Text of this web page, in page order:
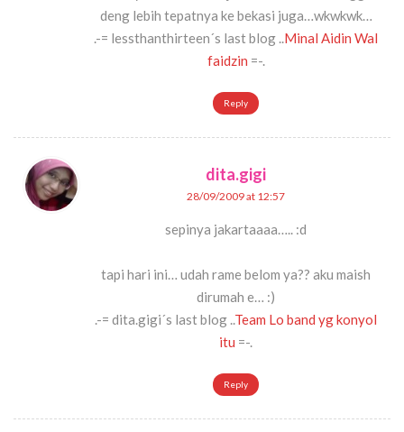
deng lebih tepatnya ke bekasi juga…wkwkwk…
.-= lessthanthirteen´s last blog ..Minal Aidin Wal
faidzin =-.
Reply
dita.gigi
28/09/2009 at 12:57
sepinya jakartaaaa….. :d
tapi hari ini… udah rame belom ya?? aku maish
dirumah e… :)
.-= dita.gigi´s last blog ..Team Lo band yg konyol
itu =-.
Reply